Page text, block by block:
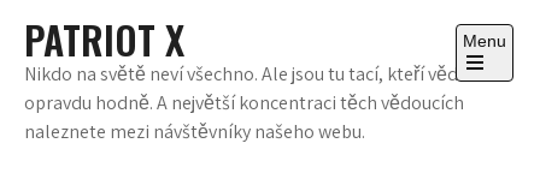
content
PATRIOT X
Nikdo na světě neví všechno. Ale jsou tu tací, kteří vědí
opravdu hodně. A největší koncentraci těch vědoucích
naleznete mezi návštěvníky našeho webu.
Menu
Open
the